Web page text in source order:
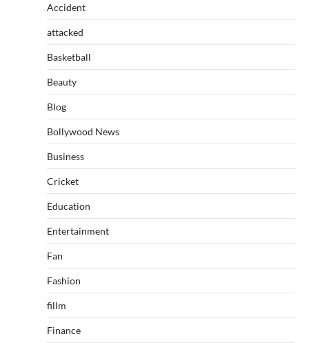
Accident
attacked
Basketball
Beauty
Blog
Bollywood News
Business
Cricket
Education
Entertainment
Fan
Fashion
fillm
Finance